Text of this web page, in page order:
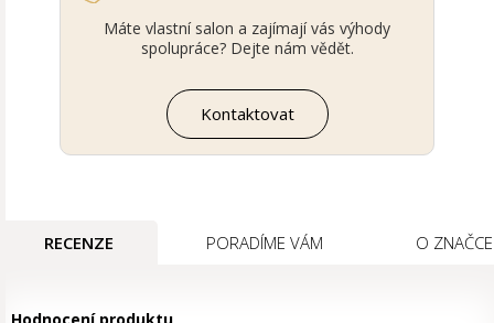
Máte vlastní salon a zajímají vás výhody
spolupráce? Dejte nám vědět.
Kontaktovat
RECENZE PORADÍME VÁM O ZNAČCE